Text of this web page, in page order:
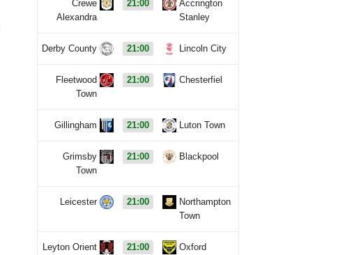
Crewe
Alexandra
21:00
Accrington
Stanley
Derby County 21:00 Lincoln City
Fleetwood
Town
21:00 Chesterfiel
Gillingham 21:00 Luton Town
Grimsby
Town
21:00 Blackpool
Leicester 21:00
Northampton
Town
Leyton Orient 21:00
Oxford